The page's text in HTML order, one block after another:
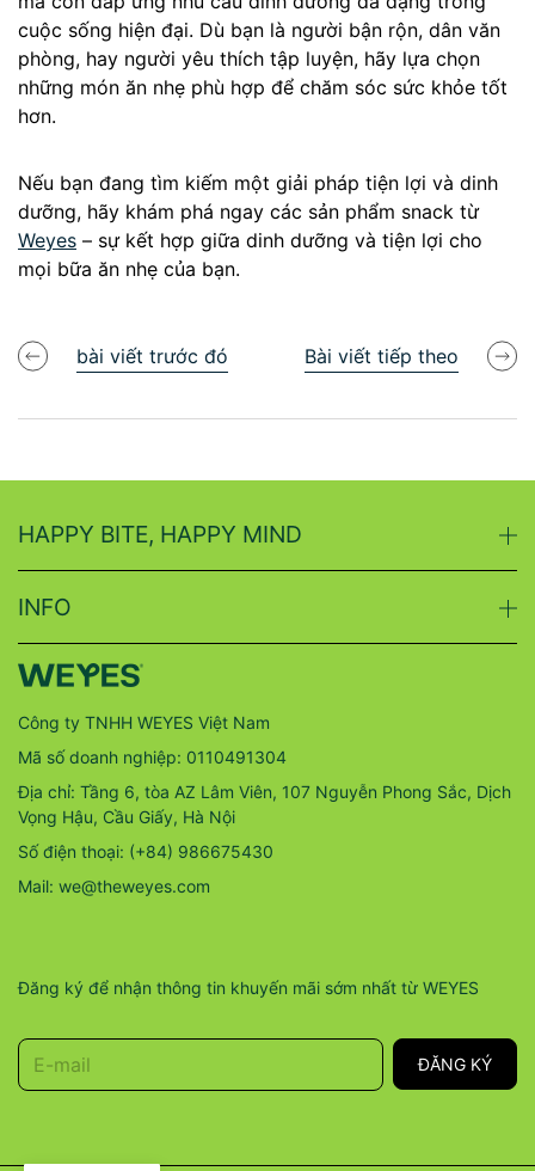
cuộc sống hiện đại. Dù bạn là người bận rộn, dân văn
phòng, hay người yêu thích tập luyện, hãy lựa chọn
những món ăn nhẹ phù hợp để chăm sóc sức khỏe tốt
hơn.
Nếu bạn đang tìm kiếm một giải pháp tiện lợi và dinh
dưỡng, hãy khám phá ngay các sản phẩm snack từ
Weyes – sự kết hợp giữa dinh dưỡng và tiện lợi cho
mọi bữa ăn nhẹ của bạn.
bài viết trước đó Bài viết tiếp theo
HAPPY BITE, HAPPY MIND
INFO
Công ty TNHH WEYES Việt Nam
Mã số doanh nghiệp: 0110491304
Địa chỉ: Tầng 6, tòa AZ Lâm Viên, 107 Nguyễn Phong Sắc, Dịch
Vọng Hậu, Cầu Giấy, Hà Nội
Số điện thoại: (+84) 986675430
Mail: we@theweyes.com
Đăng ký để nhận thông tin khuyến mãi sớm nhất từ WEYES
E-mail
ĐĂNG KÝ